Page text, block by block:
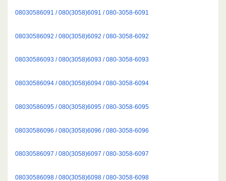
08030586091 / 080(3058)6091 / 080-3058-6091
08030586092 / 080(3058)6092 / 080-3058-6092
08030586093 / 080(3058)6093 / 080-3058-6093
08030586094 / 080(3058)6094 / 080-3058-6094
08030586095 / 080(3058)6095 / 080-3058-6095
08030586096 / 080(3058)6096 / 080-3058-6096
08030586097 / 080(3058)6097 / 080-3058-6097
08030586098 / 080(3058)6098 / 080-3058-6098